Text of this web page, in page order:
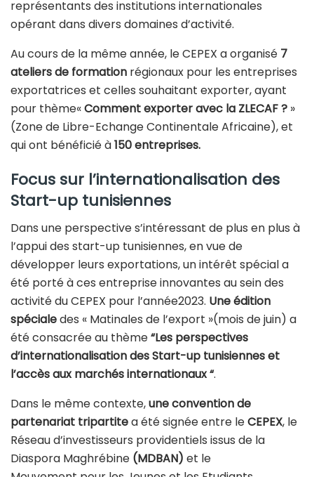
représentants des institutions internationales
opérant dans divers domaines d’activité.
Au cours de la même année, le CEPEX a organisé 7
ateliers de formation régionaux pour les entreprises
exportatrices et celles souhaitant exporter, ayant
pour thème«Comment exporter avec la ZLECAF ? »
(Zone de Libre-Echange Continentale Africaine), et
qui ont bénéficié à150 entreprises.
Focus sur l’internationalisation des
Start-up tunisiennes
Dans une perspective s’intéressant de plus en plus à
l’appui des start-up tunisiennes, en vue de
développer leurs exportations, un intérêt spécial a
été porté à ces entreprise innovantes au sein des
activité du CEPEX pour l’année2023. Une édition
spécialedes « Matinales de l’export »(mois de juin) a
été consacrée au thème“Les perspectives
d’internationalisation des Start-up tunisiennes et
l’accès aux marchés internationaux “.
Dans le même contexte,une convention de
partenariat tripartitea été signée entre leCEPEX, le
Réseau d’investisseurs providentiels issus de la
Diaspora Maghrébine (MDBAN) et le